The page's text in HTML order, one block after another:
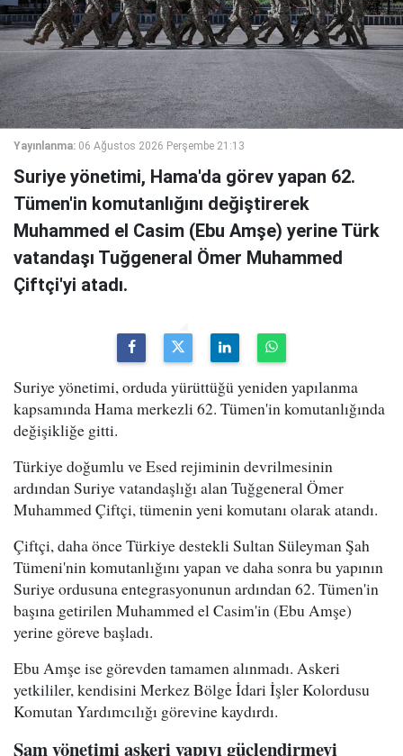
Yayınlanma: 06 Ağustos 2026 Perşembe 21:13
Suriye yönetimi, Hama'da görev yapan 62.
Tümen'in komutanlığını değiştirerek
Muhammed el Casim (Ebu Amşe) yerine Türk
vatandaşı Tuğgeneral Ömer Muhammed
Çiftçi'yi atadı.
Suriye yönetimi, orduda yürüttüğü yeniden yapılanma
kapsamında Hama merkezli 62. Tümen'in komutanlığında
değişikliğe gitti.
Türkiye doğumlu ve Esed rejiminin devrilmesinin
ardından Suriye vatandaşlığı alan Tuğgeneral Ömer
Muhammed Çiftçi, tümenin yeni komutanı olarak atandı.
Çiftçi, daha önce Türkiye destekli Sultan Süleyman Şah
Tümeni'nin komutanlığını yapan ve daha sonra bu yapının
Suriye ordusuna entegrasyonunun ardından 62. Tümen'in
başına getirilen Muhammed el Casim'in (Ebu Amşe)
yerine göreve başladı.
Ebu Amşe ise görevden tamamen alınmadı. Askeri
yetkililer, kendisini Merkez Bölge İdari İşler Kolordusu
Komutan Yardımcılığı görevine kaydırdı.
Şam yönetimi askeri yapıyı güçlendirmeyi